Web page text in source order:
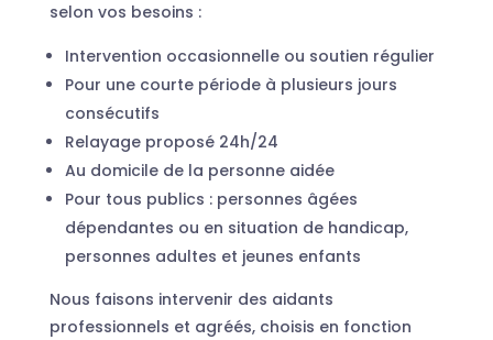
selon vos besoins :
Intervention occasionnelle ou soutien régulier
Pour une courte période à plusieurs jours
consécutifs
Relayage proposé 24h/24
Au domicile de la personne aidée
Pour tous publics : personnes âgées
dépendantes ou en situation de handicap,
personnes adultes et jeunes enfants
Nous faisons intervenir des aidants
professionnels et agréés, choisis en fonction